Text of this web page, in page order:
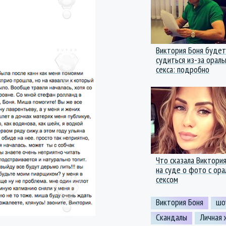
Виктория Боня будет
судиться из-за
секса: подробно
Что сказала
на суде о фото с
сексом
Виктория Боня
Скандалы
Личная